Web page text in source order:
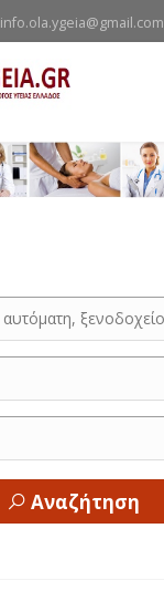
info.ola.ygeia@gmail.com
Αναζήτηση